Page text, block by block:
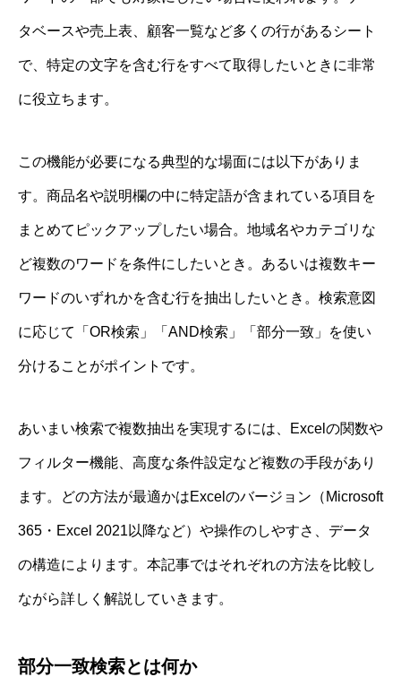
タベースや売上表、顧客一覧など多くの行があるシート
で、特定の文字を含む行をすべて取得したいときに非常
に役立ちます。
この機能が必要になる典型的な場面には以下がありま
す。商品名や説明欄の中に特定語が含まれている項目を
まとめてピックアップしたい場合。地域名やカテゴリな
ど複数のワードを条件にしたいとき。あるいは複数キー
ワードのいずれかを含む行を抽出したいとき。検索意図
に応じて「OR検索」「AND検索」「部分一致」を使い
分けることがポイントです。
あいまい検索で複数抽出を実現するには、Excelの関数や
フィルター機能、高度な条件設定など複数の手段があり
ます。どの方法が最適かはExcelのバージョン（Microsoft
365・Excel 2021以降など）や操作のしやすさ、データ
の構造によります。本記事ではそれぞれの方法を比較し
ながら詳しく解説していきます。
部分一致検索とは何か